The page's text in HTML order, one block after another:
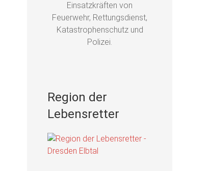
Einsatzkräften von
Feuerwehr, Rettungsdienst,
Katastrophenschutz und
Polizei.
Region der
Lebensretter